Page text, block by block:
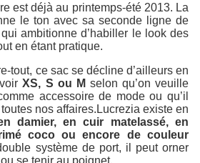
est déjà au printemps-été 2013. La
le ton avec sa seconde ligne de
ambitionne d’habiller le look des
en étant pratique.
tout, ce sac se décline d’ailleurs en
XS, S ou M selon qu’on veuille
accessoire de mode ou qu’il
nos affaires.Lucrezia existe en
damier, en cuir matelassé, en
coco ou encore de couleur
système de port, il peut orner
se tenir au poignet.